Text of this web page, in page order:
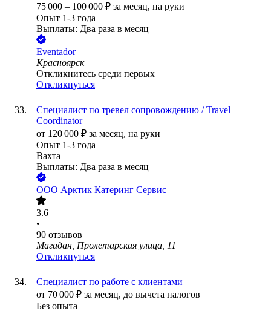
75 000 – 100 000 ₽ за месяц, на руки
Опыт 1-3 года
Выплаты: Два раза в месяц
Eventador
Красноярск
Откликнитесь среди первых
Откликнуться
Специалист по тревел сопровождению / Travel
Coordinator
от 120 000 ₽ за месяц, на руки
Опыт 1-3 года
Вахта
Выплаты: Два раза в месяц
ООО Арктик Катеринг Сервис
3.6
•
90 отзывов
Магадан, Пролетарская улица, 11
Откликнуться
Специалист по работе с клиентами
от 70 000 ₽ за месяц, до вычета налогов
Без опыта